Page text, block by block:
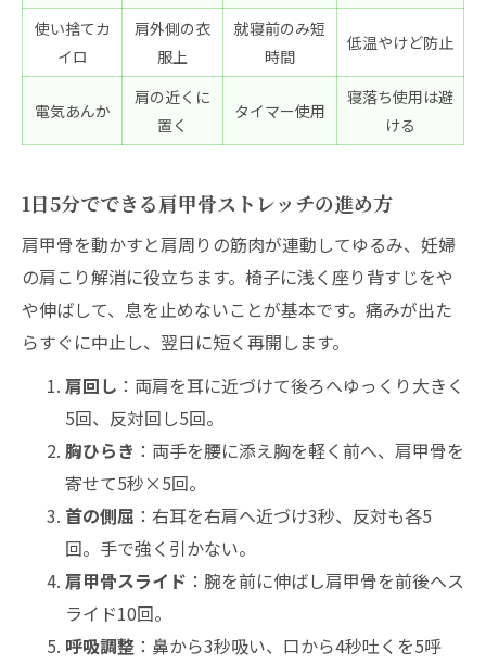
使い捨てカ
イロ
肩外側の衣
服上
就寝前のみ短
時間
低温やけど防止
電気あんか
肩の近くに
置く
タイマー使用
寝落ち使用は避
ける
1日5分でできる肩甲骨ストレッチの進め方
肩甲骨を動かすと肩周りの筋肉が連動してゆるみ、妊婦
の肩こり解消に役立ちます。椅子に浅く座り背すじをや
や伸ばして、息を止めないことが基本です。痛みが出た
らすぐに中止し、翌日に短く再開します。
肩回し ：両肩を耳に近づけて後ろへゆっくり大きく
5回、反対回し5回。
胸ひらき ：両手を腰に添え胸を軽く前へ、肩甲骨を
寄せて5秒×5回。
首の側屈 ：右耳を右肩へ近づけ3秒、反対も各5
回。手で強く引かない。
肩甲骨スライド ：腕を前に伸ばし肩甲骨を前後へス
ライド10回。
呼吸調整 ：鼻から3秒吸い、口から4秒吐くを5呼